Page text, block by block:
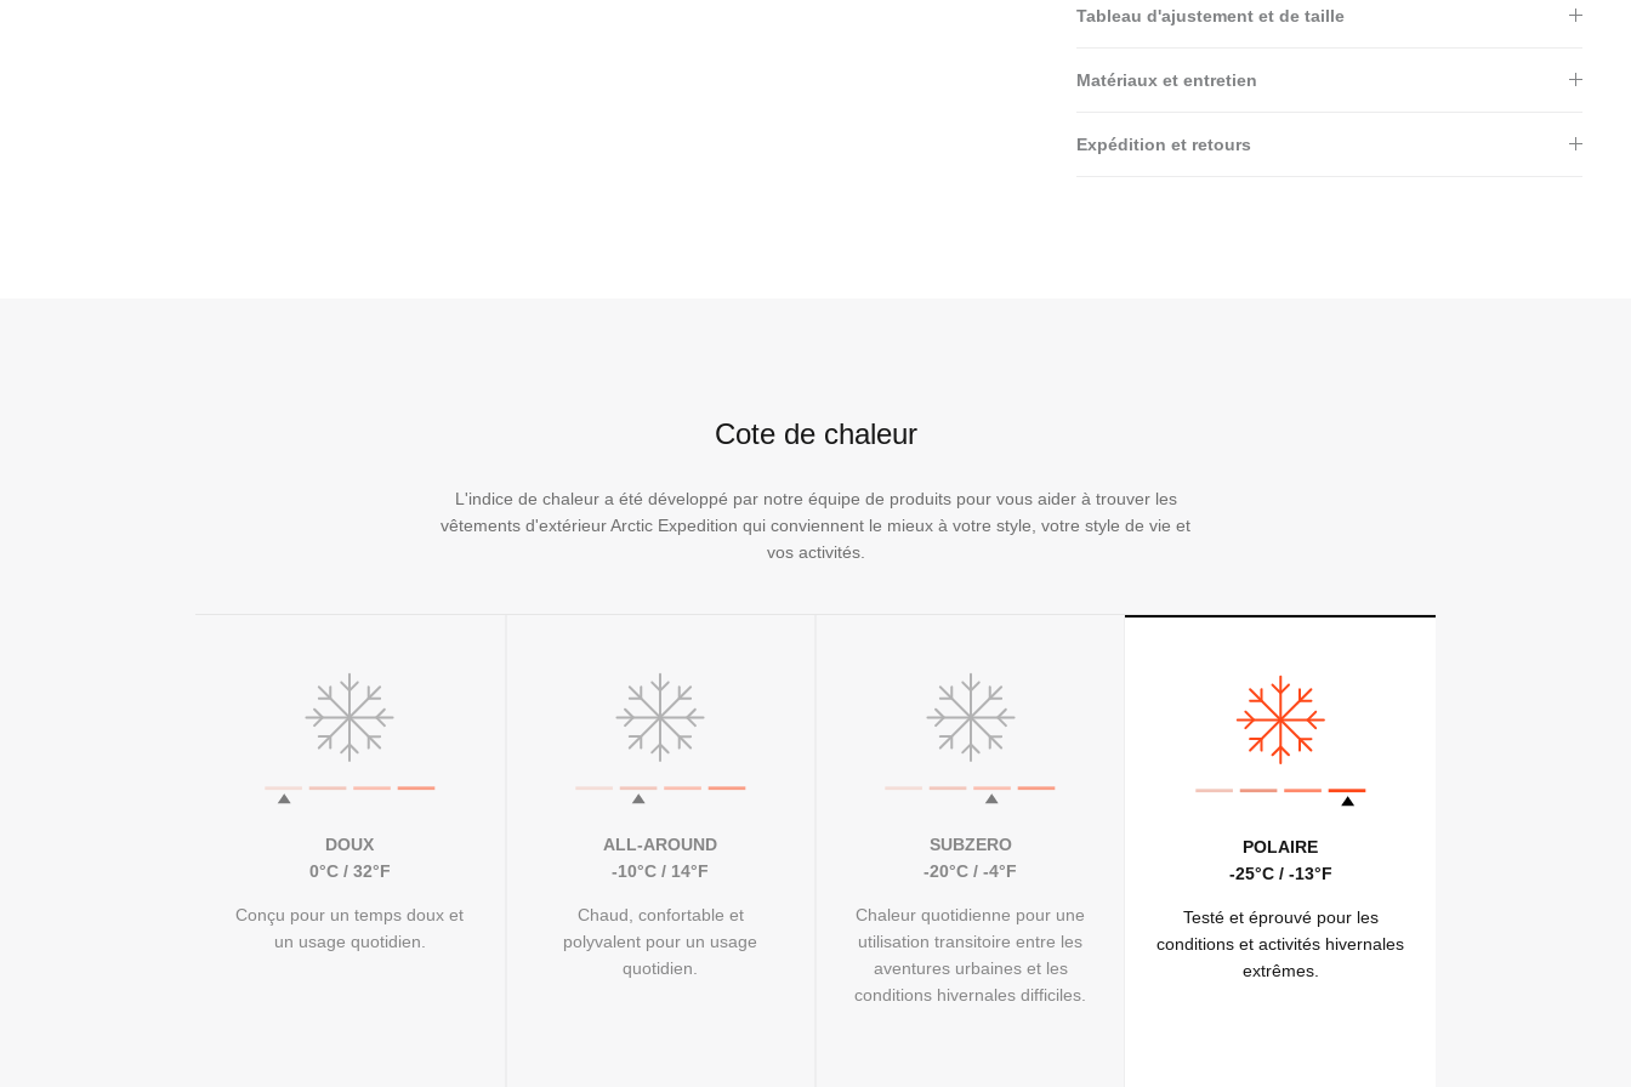
Tableau d'ajustement et de taille
Matériaux et entretien
Expédition et retours
Cote de chaleur
L'indice de chaleur a été développé par notre équipe de produits pour vous aider à trouver les
vêtements d'extérieur Arctic Expedition qui conviennent le mieux à votre style, votre style de vie et
vos activités.
DOUX
0°C / 32°F
Conçu pour un temps doux et
un usage quotidien.
ALL-AROUND
-10°C / 14°F
Chaud, confortable et
polyvalent pour un usage
quotidien.
SUBZERO
-20°C / -4°F
Chaleur quotidienne pour une
utilisation transitoire entre les
aventures urbaines et les
conditions hivernales difficiles.
POLAIRE
-25°C / -13°F
Testé et éprouvé pour les
conditions et activités hivernales
extrêmes.